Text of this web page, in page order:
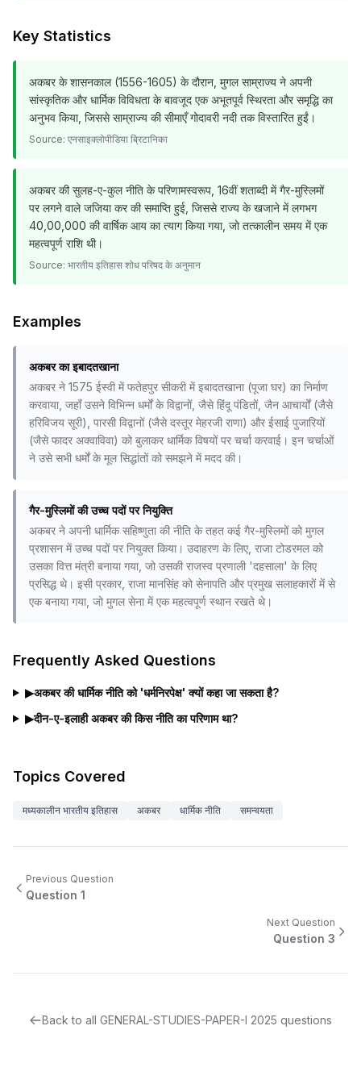
Key Statistics
अकबर के शासनकाल (1556-1605) के दौरान, मुगल साम्राज्य ने अपनी
सांस्कृतिक और धार्मिक विविधता के बावजूद एक अभूतपूर्व स्थिरता और समृद्धि का
अनुभव किया, जिससे साम्राज्य की सीमाएँ गोदावरी नदी तक विस्तारित हुईं।
Source: एनसाइक्लोपीडिया ब्रिटानिका
अकबर की सुलह-ए-कुल नीति के परिणामस्वरूप, 16वीं शताब्दी में गैर-मुस्लिमों
पर लगने वाले जजिया कर की समाप्ति हुई, जिससे राज्य के खजाने में लगभग
₹40,00,000 की वार्षिक आय का त्याग किया गया, जो तत्कालीन समय में एक
महत्वपूर्ण राशि थी।
Source: भारतीय इतिहास शोध परिषद के अनुमान
Examples
अकबर का इबादतखाना
अकबर ने 1575 ईस्वी में फतेहपुर सीकरी में इबादतखाना (पूजा घर) का निर्माण
करवाया, जहाँ उसने विभिन्न धर्मों के विद्वानों, जैसे हिंदू पंडितों, जैन आचार्यों (जैसे
हरिविजय सूरी), पारसी विद्वानों (जैसे दस्तूर मेहरजी राणा) और ईसाई पुजारियों
(जैसे फादर अक्वाविवा) को बुलाकर धार्मिक विषयों पर चर्चा करवाई। इन चर्चाओं
ने उसे सभी धर्मों के मूल सिद्धांतों को समझने में मदद की।
गैर-मुस्लिमों की उच्च पदों पर नियुक्ति
अकबर ने अपनी धार्मिक सहिष्णुता की नीति के तहत कई गैर-मुस्लिमों को मुगल
प्रशासन में उच्च पदों पर नियुक्त किया। उदाहरण के लिए, राजा टोडरमल को
उसका वित्त मंत्री बनाया गया, जो उसकी राजस्व प्रणाली 'दहसाला' के लिए
प्रसिद्ध थे। इसी प्रकार, राजा मानसिंह को सेनापति और प्रमुख सलाहकारों में से
एक बनाया गया, जो मुगल सेना में एक महत्वपूर्ण स्थान रखते थे।
Frequently Asked Questions
▶अकबर की धार्मिक नीति को 'धर्मनिरपेक्ष' क्यों कहा जा सकता है?
▶दीन-ए-इलाही अकबर की किस नीति का परिणाम था?
Topics Covered
मध्यकालीन भारतीय इतिहास अकबर धार्मिक नीति समन्वयता
Previous Question
Question 1
Next Question
Question 3
Back to all GENERAL-STUDIES-PAPER-I 2025 questions